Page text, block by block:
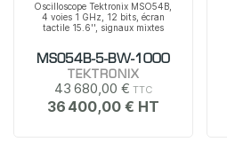
Oscilloscope Tektronix MSO54B,
4 voies 1 GHz, 12 bits, écran
tactile 15.6'', signaux mixtes
MSO54B-5-BW-1000
TEKTRONIX
43 680,00 €
36 400,00 €